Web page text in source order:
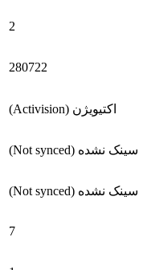
2
280722
اکتیویژن (Activision)
سینک نشده (Not synced)
سینک نشده (Not synced)
7